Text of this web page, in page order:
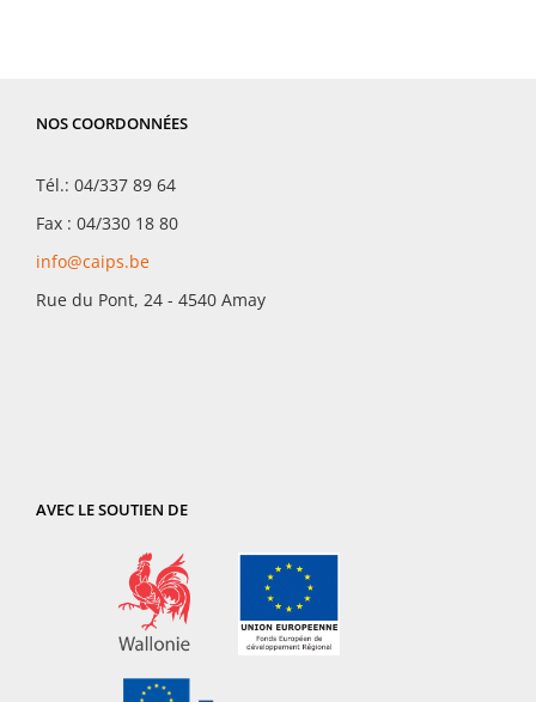
NOS COORDONNÉES
Tél.: 04/337 89 64
Fax : 04/330 18 80
info@caips.be
Rue du Pont, 24 - 4540 Amay
AVEC LE SOUTIEN DE